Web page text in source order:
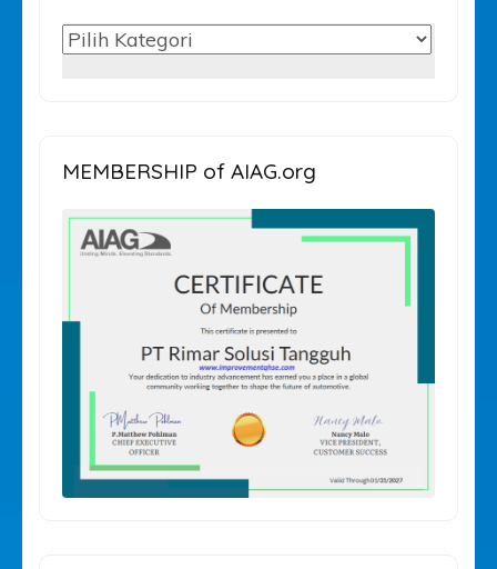
PILIH
MEMBERSHIP of AIAG.org